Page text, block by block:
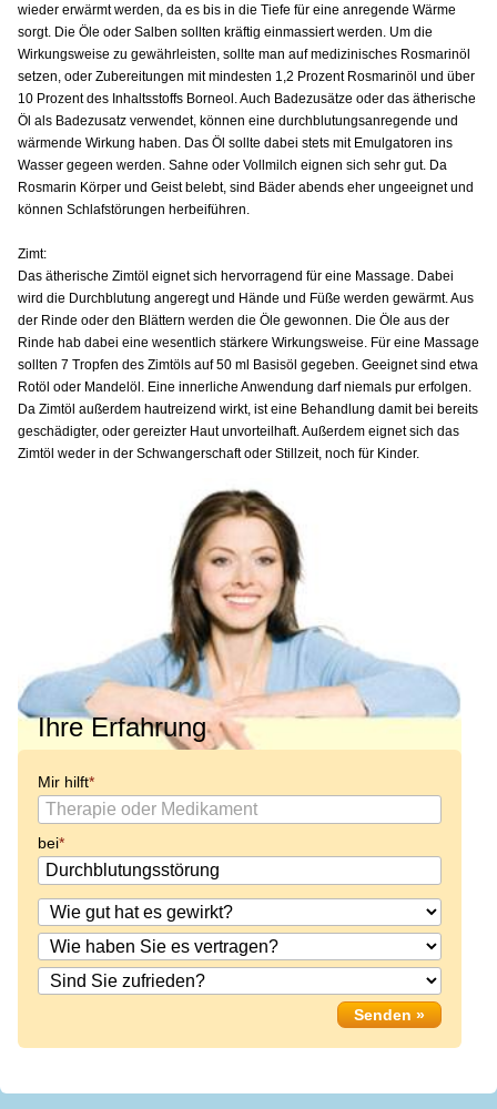
wieder erwärmt werden, da es bis in die Tiefe für eine anregende Wärme
sorgt. Die Öle oder Salben sollten kräftig einmassiert werden. Um die
Wirkungsweise zu gewährleisten, sollte man auf medizinisches Rosmarinöl
setzen, oder Zubereitungen mit mindesten 1,2 Prozent Rosmarinöl und über
10 Prozent des Inhaltsstoffs Borneol. Auch Badezusätze oder das ätherische
Öl als Badezusatz verwendet, können eine durchblutungsanregende und
wärmende Wirkung haben. Das Öl sollte dabei stets mit Emulgatoren ins
Wasser gegeen werden. Sahne oder Vollmilch eignen sich sehr gut. Da
Rosmarin Körper und Geist belebt, sind Bäder abends eher ungeeignet und
können Schlafstörungen herbeiführen.
Zimt:
Das ätherische Zimtöl eignet sich hervorragend für eine Massage. Dabei
wird die Durchblutung angeregt und Hände und Füße werden gewärmt. Aus
der Rinde oder den Blättern werden die Öle gewonnen. Die Öle aus der
Rinde hab dabei eine wesentlich stärkere Wirkungsweise. Für eine Massage
sollten 7 Tropfen des Zimtöls auf 50 ml Basisöl gegeben. Geeignet sind etwa
Rotöl oder Mandelöl. Eine innerliche Anwendung darf niemals pur erfolgen.
Da Zimtöl außerdem hautreizend wirkt, ist eine Behandlung damit bei bereits
geschädigter, oder gereizter Haut unvorteilhaft. Außerdem eignet sich das
Zimtöl weder in der Schwangerschaft oder Stillzeit, noch für Kinder.
Ihre Erfahrung
Mir hilft
bei